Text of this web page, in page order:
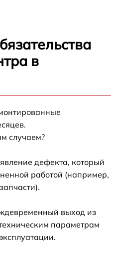
в
случаем?
дефекта, который
работой (например,
выход из
параметрам